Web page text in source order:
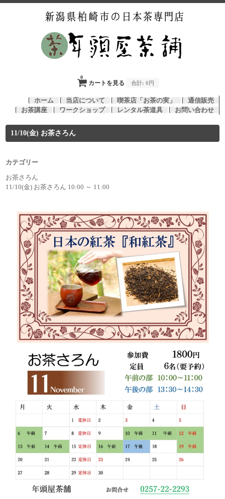
カートを見る
0
合計: 0円
ホーム 当店について 喫茶店「お茶の実」
通信販売
お茶講座
ワークショップ レンタル茶道具 お問い合わせ
11/10(金) お茶さろん
カテゴリー
お茶さろん
11/10(金) お茶さろん 10:00 ～ 11:00